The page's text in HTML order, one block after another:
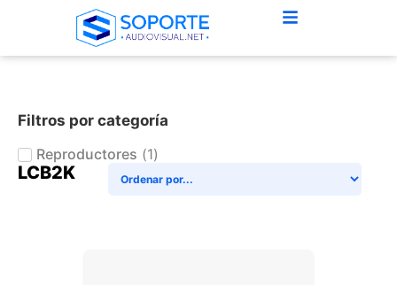
Filtros por categoría
Reproductores (1)
LCB2K